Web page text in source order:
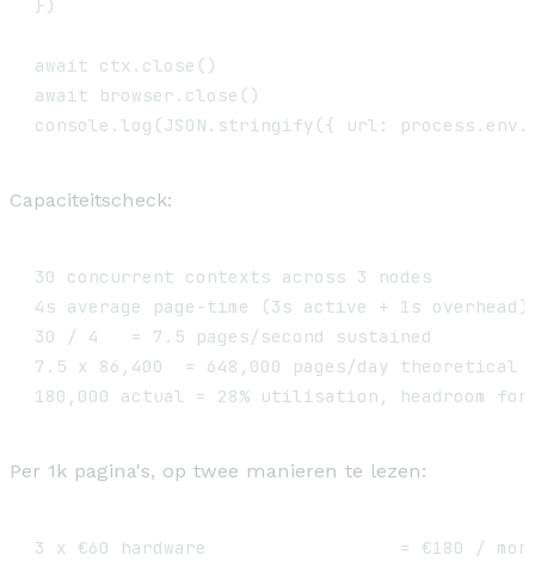
})
await ctx.close()
await browser.close()
Capaciteitscheck:
30 concurrent contexts across 3 nodes
4s average page-time (3s active + 1s overhead)
30 / 4   = 7.5 pages/second sustained
7.5 x 86,400  = 648,000 pages/day theoretical
Per 1k pagina's, op twee manieren te lezen:
3 x €60 hardware                  = €180 /